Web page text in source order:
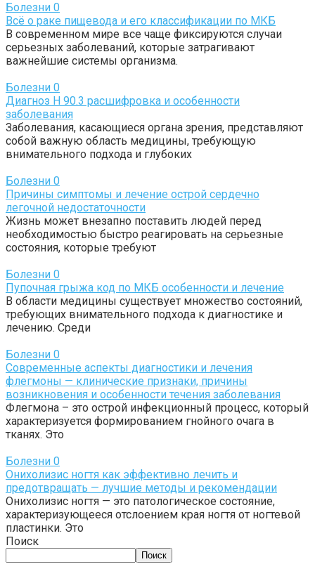
Болезни 0
Всё о раке пищевода и его классификации по МКБ
В современном мире все чаще фиксируются случаи
серьезных заболеваний, которые затрагивают
важнейшие системы организма.
Болезни 0
Диагноз Н 90.3 расшифровка и особенности
заболевания
Заболевания, касающиеся органа зрения, представляют
собой важную область медицины, требующую
внимательного подхода и глубоких
Болезни 0
Причины симптомы и лечение острой сердечно
легочной недостаточности
Жизнь может внезапно поставить людей перед
необходимостью быстро реагировать на серьезные
состояния, которые требуют
Болезни 0
Пупочная грыжа код по МКБ особенности и лечение
В области медицины существует множество состояний,
требующих внимательного подхода к диагностике и
лечению. Среди
Болезни 0
Современные аспекты диагностики и лечения
флегмоны — клинические признаки, причины
возникновения и особенности течения заболевания
Флегмона – это острой инфекционный процесс, который
характеризуется формированием гнойного очага в
тканях. Это
Болезни 0
Онихолизис ногтя как эффективно лечить и
предотвращать — лучшие методы и рекомендации
Онихолизис ногтя — это патологическое состояние,
характеризующееся отслоением края ногтя от ногтевой
пластинки. Это
Поиск
Поиск